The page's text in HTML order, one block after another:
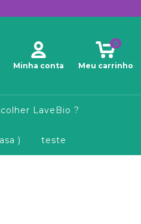
Minha conta Meu carrinho
0
LaveBio ?
) teste